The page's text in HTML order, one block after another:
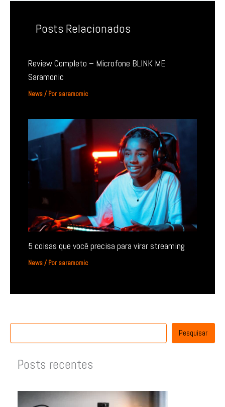
Posts Relacionados
Review Completo – Microfone BLINK ME
Saramonic
News/ Porsaramomic
5 coisas que você precisa para virar streaming
News/ Porsaramomic
Pesquisar
Posts recentes